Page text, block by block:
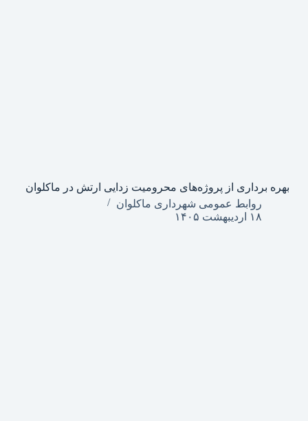
بهره برداری از پروژه‌های محرومیت زدایی ارتش در ماکلوان
روابط عمومی شهرداری ماکلوان
۱۸ اردیبهشت ۱۴۰۵